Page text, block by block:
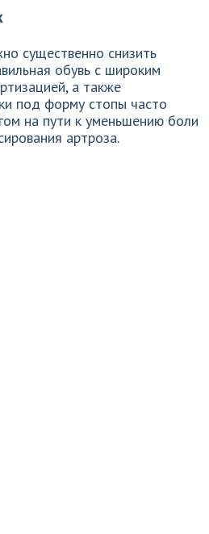
существенно снизить
обувь с широким
а также
под форму стопы часто
на пути к уменьшению боли
артроза.